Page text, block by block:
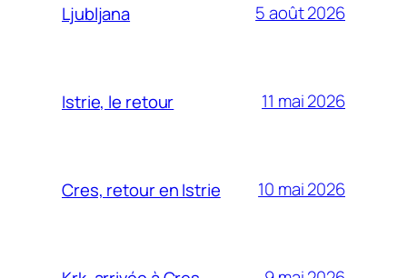
Ljubljana 5 août 2026
Istrie, le retour 11 mai 2026
Cres, retour en Istrie 10 mai 2026